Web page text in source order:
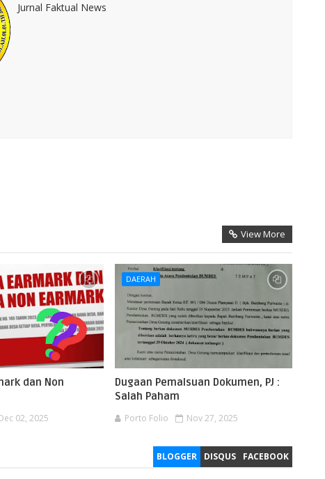
Jurnal Faktual News
View More
dan Non
02, 2025
DAERAH
Dugaan Pemalsuan Dokumen, PJ :
Salah Paham
Porto Folio Nov 27, 2025
BLOGGER DISQUS FACEBOOK